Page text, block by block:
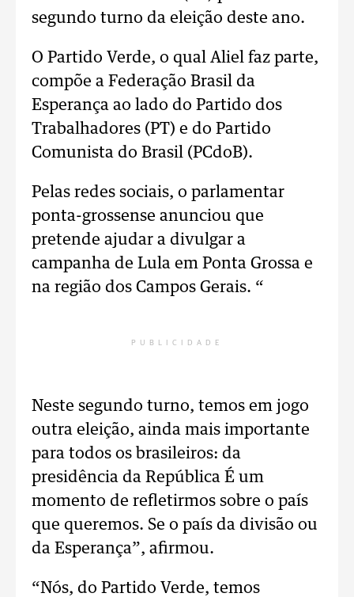
segundo turno da eleição deste ano.
O Partido Verde, o qual Aliel faz parte,
compõe a Federação Brasil da
Esperança ao lado do Partido dos
Trabalhadores (PT) e do Partido
Comunista do Brasil (PCdoB).
Pelas redes sociais, o parlamentar
ponta-grossense anunciou que
pretende ajudar a divulgar a
campanha de Lula em Ponta Grossa e
na região dos Campos Gerais. “
PUBLICIDADE
Neste segundo turno, temos em jogo
outra eleição, ainda mais importante
para todos os brasileiros: da
presidência da República É um
momento de refletirmos sobre o país
que queremos. Se o país da divisão ou
da Esperança”, afirmou.
“Nós, do Partido Verde, temos